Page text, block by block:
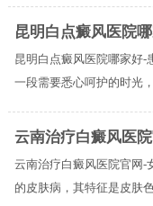
昆明白点癜风医院
昆明白点癜风医院哪家好-
一段需要悉心呵护的时光
云南治疗白癜风医
云南治疗白癜风医院官网-
的皮肤病，其特征是皮肤